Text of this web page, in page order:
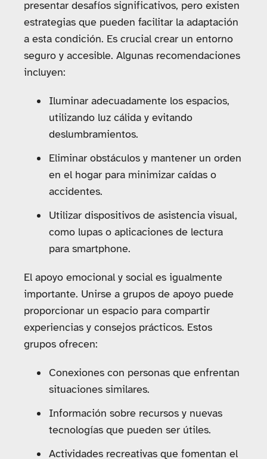
presentar desafíos significativos, pero existen
estrategias que pueden facilitar la adaptación
a esta condición. Es crucial crear un entorno
seguro y accesible. Algunas recomendaciones
incluyen:
Iluminar adecuadamente los espacios,
utilizando luz cálida y evitando
deslumbramientos.
Eliminar obstáculos y mantener un orden
en el hogar para minimizar caídas o
accidentes.
Utilizar dispositivos de asistencia visual,
como lupas o aplicaciones de lectura
para smartphone.
El apoyo emocional y social es igualmente
importante. Unirse a grupos de apoyo puede
proporcionar un espacio para compartir
experiencias y consejos prácticos. Estos
grupos ofrecen:
Conexiones con personas que enfrentan
situaciones similares.
Información sobre recursos y nuevas
tecnologías que pueden ser útiles.
Actividades recreativas que fomentan el